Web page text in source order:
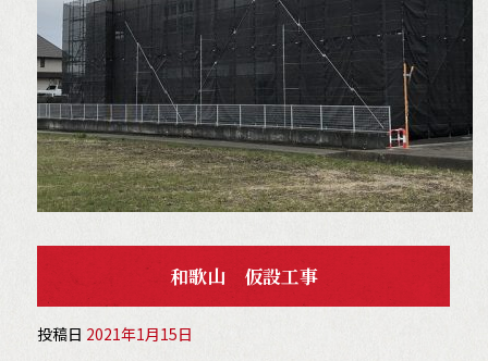
和歌山 仮設工事
投稿日 2021年1月15日